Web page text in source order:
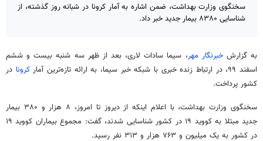
سخنگوی وزارت بهداشت، ضمن اشاره به آمار کرونا در شبانه روز گذشته، از
شناسایی ۸۳۸۰ بیمار جدید خبر داد.
به گزارش خبرنگار مهر، سیما سادات لاری، بعد از ظهر سه شنبه بیست و ششم
اسفند ۹۹، در ارتباط زنده خبری با شبکه خبر
سیما، به ارائه تازه‌ترین آمار کرونا در
کشور پرداخت.
سخنگوی وزارت بهداشت، با اعلام اینکه از دیروز تا امروز، ۸ هزار و ۳۸۰ بیمار
جدید مبتلا بهکووید کووید ۱۹
در کشور به یک میلیون و ۷۶۳ هزار و ۳۱۳ نفر رسید.